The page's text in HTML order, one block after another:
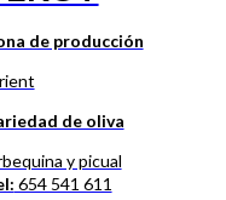
de producción
de oliva
y picual
654 541 611